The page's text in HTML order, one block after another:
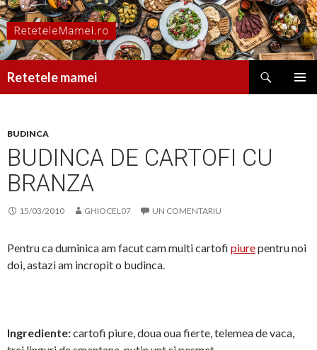
Retetele mamei
BUDINCA
BUDINCA DE CARTOFI CU
BRANZA
15/03/2010 GHIOCEL07 UN COMENTARIU
Pentru ca duminica am facut cam multi cartofi piurepentru noi
doi, astazi am incropit o budinca.
Ingrediente:cartofi piure, doua oua fierte, telemea de vaca,